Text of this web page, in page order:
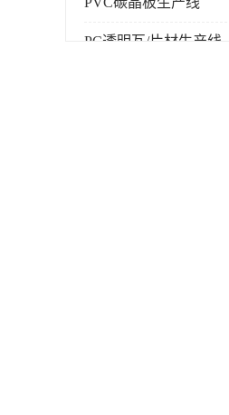
PC透明瓦/片材生产线